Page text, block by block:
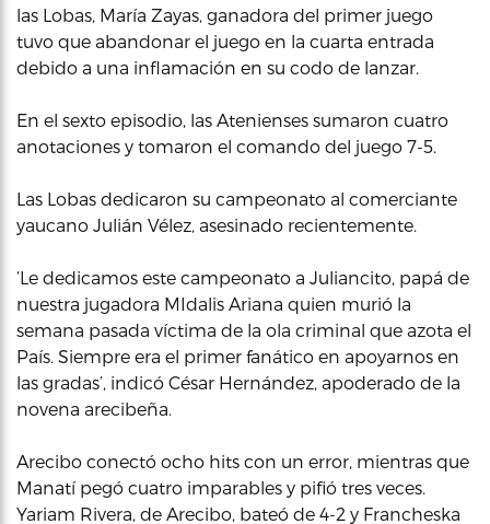
las Lobas, María Zayas, ganadora del primer juego
tuvo que abandonar el juego en la cuarta entrada
debido a una inflamación en su codo de lanzar.
En el sexto episodio, las Atenienses sumaron cuatro
anotaciones y tomaron el comando del juego 7-5.
Las Lobas dedicaron su campeonato al comerciante
yaucano Julián Vélez, asesinado recientemente.
‘Le dedicamos este campeonato a Juliancito, papá de
nuestra jugadora MIdalis Ariana quien murió la
semana pasada víctima de la ola criminal que azota el
País. Siempre era el primer fanático en apoyarnos en
las gradas’, indicó César Hernández, apoderado de la
novena arecibeña.
Arecibo conectó ocho hits con un error, mientras que
Manatí pegó cuatro imparables y pifió tres veces.
Yariam Rivera, de Arecibo, bateó de 4-2 y Francheska